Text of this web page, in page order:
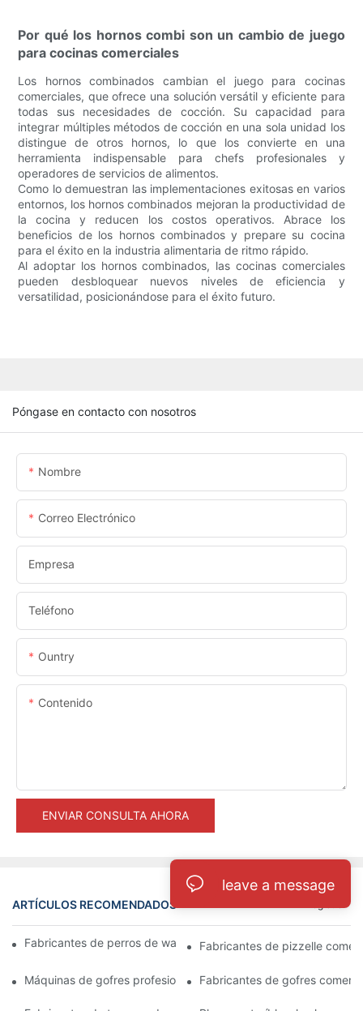
Por qué los hornos combi son un cambio de juego
para cocinas comerciales
Los hornos combinados cambian el juego para cocinas
comerciales, que ofrece una solución versátil y eficiente para
todas sus necesidades de cocción. Su capacidad para
integrar múltiples métodos de cocción en una sola unidad los
distingue de otros hornos, lo que los convierte en una
herramienta indispensable para chefs profesionales y
operadores de servicios de alimentos.
Como lo demuestran las implementaciones exitosas en varios
entornos, los hornos combinados mejoran la productividad de
la cocina y reducen los costos operativos. Abrace los
beneficios de los hornos combinados y prepare su cocina
para el éxito en la industria alimentaria de ritmo rápido.
Al adoptar los hornos combinados, las cocinas comerciales
pueden desbloquear nuevos niveles de eficiencia y
versatilidad, posicionándose para el éxito futuro.
Póngase en contacto con nosotros
Nombre
Correo Electrónico
Empresa
Teléfono
Ountry
Contenido
ENVIAR CONSULTA AHORA
ARTÍCULOS RECOMENDADOS
Fabricantes de perros de waffle: un placer divertido y único
Fabricantes de pizzelle
Máquinas de gofres profesionales: imprescindible para los
Fabricantes de gofres
leave a message